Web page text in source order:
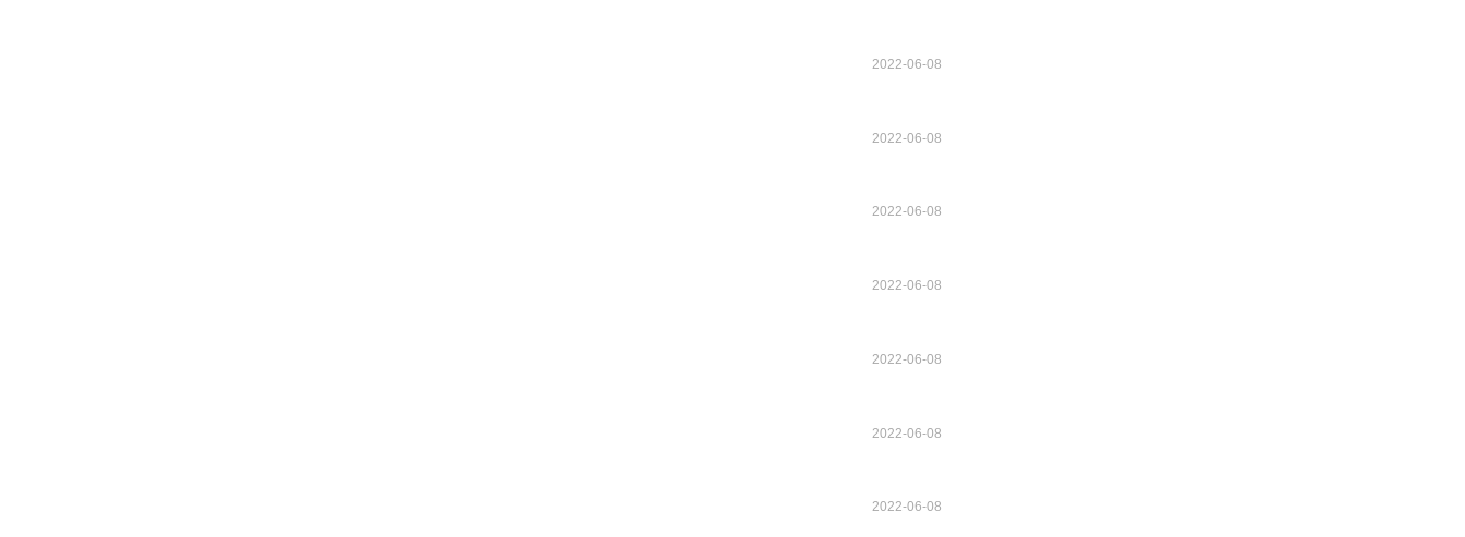
2022-06-08
2022-06-08
2022-06-08
2022-06-08
2022-06-08
2022-06-08
2022-06-08